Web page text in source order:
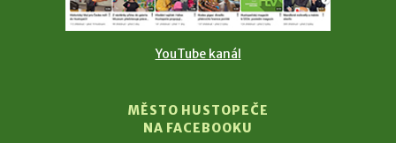
YouTube kanál
MĚSTO HUSTOPEČE
NA FACEBOOKU